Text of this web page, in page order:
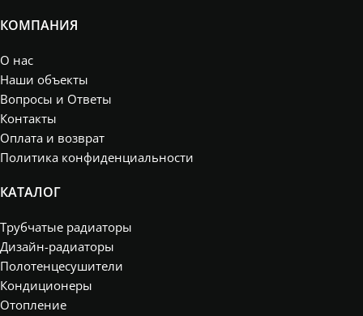
КОМПАНИЯ
О нас
Наши объекты
Вопросы и Ответы
Контакты
Оплата и возврат
Политика конфиденциальности
КАТАЛОГ
Трубчатые радиаторы
Дизайн-радиаторы
Полотенцесушители
Кондиционеры
Отопление